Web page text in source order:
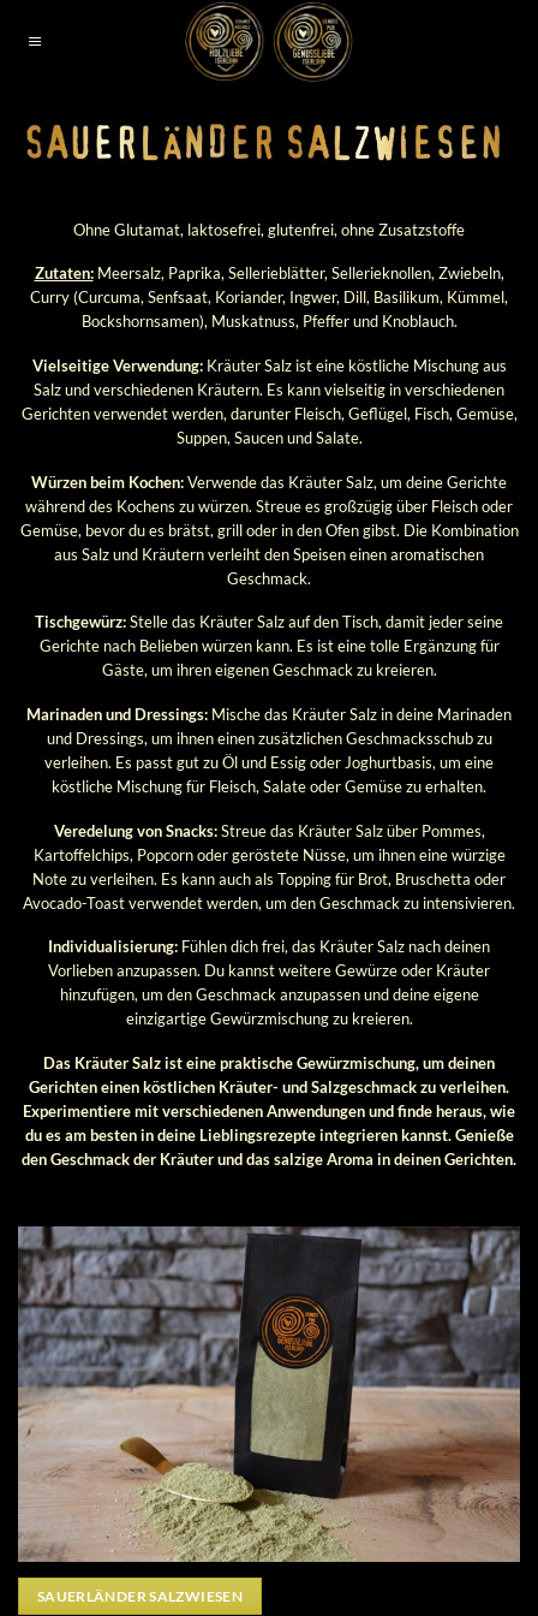
Inhalt
Ohne Glutamat, laktosefrei, glutenfrei, ohne Zusatzstoffe
Zutaten:Meersalz, Paprika, Sellerieblätter, Sellerieknollen, Zwiebeln,
Curry (Curcuma, Senfsaat, Koriander, Ingwer, Dill, Basilikum, Kümmel,
Bockshornsamen), Muskatnuss, Pfeffer und Knoblauch.
Vielseitige Verwendung: Kräuter Salz ist eine köstliche Mischung aus
Salz und verschiedenen Kräutern. Es kann vielseitig in verschiedenen
Gerichten verwendet werden, darunter Fleisch, Geflügel, Fisch, Gemüse,
Suppen, Saucen und Salate.
Würzen beim Kochen:Verwende das Kräuter Salz, um deine Gerichte
während des Kochens zu würzen. Streue es großzügig über Fleisch oder
Gemüse, bevor du es brätst, grill oder in den Ofen gibst. Die Kombination
aus Salz und Kräutern verleiht den Speisen einen aromatischen
Geschmack.
Tischgewürz:Stelle das Kräuter Salz auf den Tisch, damit jeder seine
Gerichte nach Belieben würzen kann. Es ist eine tolle Ergänzung für
Gäste, um ihren eigenen Geschmack zu kreieren.
Marinaden und Dressings: Mische das Kräuter Salz in deine Marinaden
und Dressings, um ihnen einen zusätzlichen Geschmacksschub zu
verleihen. Es passt gut zu Öl und Essig oder Joghurtbasis, um eine
köstliche Mischung für Fleisch, Salate oder Gemüse zu erhalten.
Veredelung von Snacks:Streue das Kräuter Salz über Pommes,
Kartoffelchips, Popcorn oder geröstete Nüsse, um ihnen eine würzige
Note zu verleihen. Es kann auch als Topping für Brot, Bruschetta oder
Avocado-Toast verwendet werden, um den Geschmack zu intensivieren.
Individualisierung: Fühlen dich frei, das Kräuter Salz nach deinen
Vorlieben anzupassen. Du kannst weitere Gewürze oder Kräuter
hinzufügen, um den Geschmack anzupassen und deine eigene
einzigartige Gewürzmischung zu kreieren.
Das Kräuter Salz ist eine praktische Gewürzmischung, um deinen
Gerichten einen köstlichen Kräuter- und Salzgeschmack zu verleihen.
Experimentiere mit verschiedenen Anwendungen und finde heraus, wie
du es am besten in deine Lieblingsrezepte integrieren kannst. Genieße
den Geschmack der Kräuter und das salzige Aroma in deinen Gerichten.
SAUERLÄNDER SALZWIESEN